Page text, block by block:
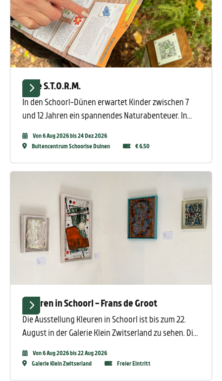
Code S.T.O.R.M.
In den Schoorl-Dünen erwartet Kinder zwischen 7
und 12 Jahren ein spannendes Naturabenteuer. In
Naturhelden und müsst die Natur vor einem
knackt und Wettermaschinen aktiviert.
Von 6 Aug 2026 bis 24 Dez 2026
Buitencentrum Schoorlse Duinen
€ 6,50
Kleuren in Schoorl - Frans de Groot
Die Ausstellung Kleuren in Schoorl ist bis zum 22.
August in der Galerie Klein Zwitserland zu sehen. Die
darunter Werke, die in Zusammenarbeit mit Josée
Von 6 Aug 2026 bis 22 Aug 2026
Galerie Klein Zwitserland
Freier Eintritt